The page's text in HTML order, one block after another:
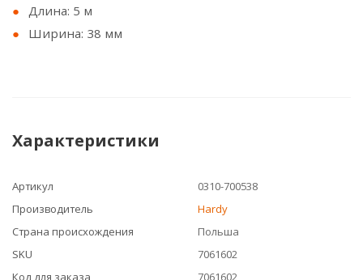
Длина: 5 м
Ширина: 38 мм
Характеристики
Артикул
0310-700538
Производитель
Hardy
Страна происхождения
Польша
SKU
7061602
Код для заказа
7061602